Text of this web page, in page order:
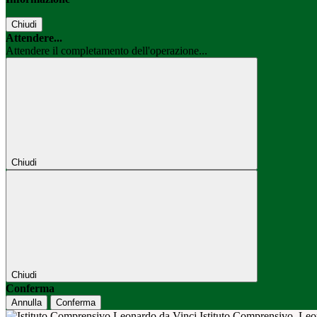
Chiudi
Attendere...
Attendere il completamento dell'operazione...
Chiudi
Chiudi
Conferma
Annulla Conferma